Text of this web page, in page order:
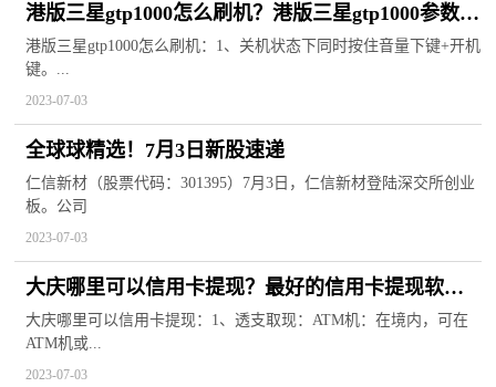
港版三星gtp1000怎么刷机？港版三星gtp1000参数配
置
港版三星gtp1000怎么刷机：1、关机状态下同时按住音量下键+开机
键。...
2023-07-03
全球球精选！7月3日新股速递
仁信新材（股票代码：301395）7月3日，仁信新材登陆深交所创业
板。公司
2023-07-03
大庆哪里可以信用卡提现？最好的信用卡提现软件
排行
大庆哪里可以信用卡提现：1、透支取现：ATM机：在境内，可在
ATM机或...
2023-07-03